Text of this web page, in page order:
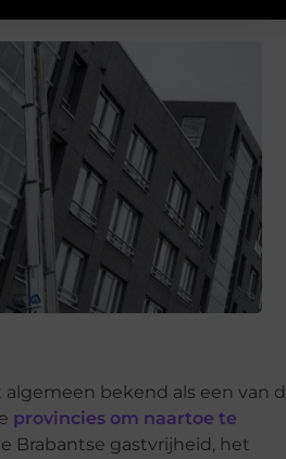
algemeen bekend als een van
provincies om naartoe te
Brabantse gastvrijheid, het